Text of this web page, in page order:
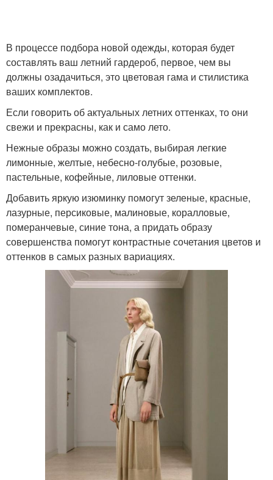
В процессе подбора новой одежды, которая будет
составлять ваш летний гардероб, первое, чем вы
должны озадачиться, это цветовая гама и стилистика
ваших комплектов.
Если говорить об актуальных летних оттенках, то они
свежи и прекрасны, как и само лето.
Нежные образы можно создать, выбирая легкие
лимонные, желтые, небесно-голубые, розовые,
пастельные, кофейные, лиловые оттенки.
Добавить яркую изюминку помогут зеленые, красные,
лазурные, персиковые, малиновые, коралловые,
померанчевые, синие тона, а придать образу
совершенства помогут контрастные сочетания цветов и
оттенков в самых разных вариациях.